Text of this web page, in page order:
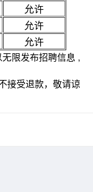
允许
允许
允许
限发布招聘信息 ,
接受退款，敬请谅